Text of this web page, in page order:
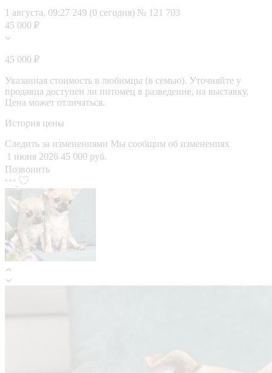
1 августа, 09:27 249 (0 сегодня) № 121 703
45 000 ₽
45 000 ₽
Указанная стоимость в любимцы (в семью). Уточняйте у
продавца доступен ли питомец в разведение, на выставку.
Цена может отличаться.
История цены
Следить за изменениями Мы сообщим об изменениях
1 июня 2026 45 000 руб.
Позвонить